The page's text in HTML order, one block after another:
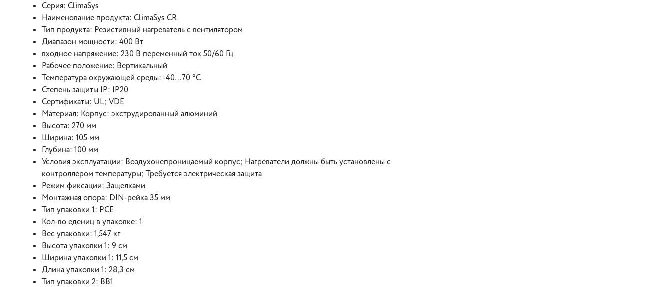
Серия: ClimaSys
Наименование продукта: ClimaSys CR
Тип продукта: Резистивный нагреватель с вентилятором
Диапазон мощности: 400 Вт
входное напряжение: 230 B переменный ток 50/60 Гц
Рабочее положение: Вертикальный
Температура окружающей среды: -40…70 °C
Степень защиты IP: IP20
Сертификаты: UL; VDE
Материал: Корпус: экструдированный алюминий
Высота: 270 мм
Ширина: 105 мм
Глубина: 100 мм
Условия эксплуатации: Воздухонепроницаемый корпус; Нагреватели должны быть установлены с
контроллером температуры; Требуется электрическая защита
Режим фиксации: Защелками
Монтажная опора: DIN-рейка 35 мм
Тип упаковки 1: PCE
Кол-во едениц в упаковке: 1
Вес упаковки: 1,547 кг
Высота упаковки 1: 9 см
Ширина упаковки 1: 11,5 см
Длина упаковки 1: 28,3 см
Тип упаковки 2: BB1